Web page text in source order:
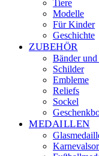
Tiere
Modelle
Für Kinder
Geschichte
ZUBEHÖR
Bänder
Schilder
Embleme
Reliefs
Sockel
MEDAILLEN